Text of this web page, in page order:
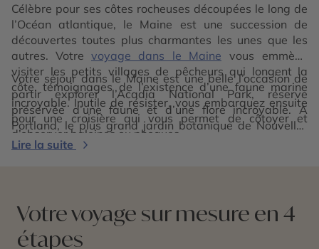
Célèbre pour ses côtes rocheuses découpées le long de
l’Océan atlantique, le Maine est une succession de
découvertes toutes plus charmantes les unes que les
autres. Votre voyage dans le Maine vous emmène
visiter les petits villages de pêcheurs qui longent la
côte, témoignages de l’existence d’une faune marine
incroyable. Inutile de résister, vous embarquez ensuite
pour une croisière qui vous permet de côtoyer et
d’observer baleines ou phoques.
Votre séjour dans le Maine est une belle l’occasion de
partir explorer l’Acadia National Park, réserve
préservée d’une faune et d’une flore incroyable. A
Portland, le plus grand jardin botanique de Nouvelle-
Angleterre vous attend. Lieu de villégiature très prisé
Lire la suite
Votre voyage sur mesure en 4
étapes